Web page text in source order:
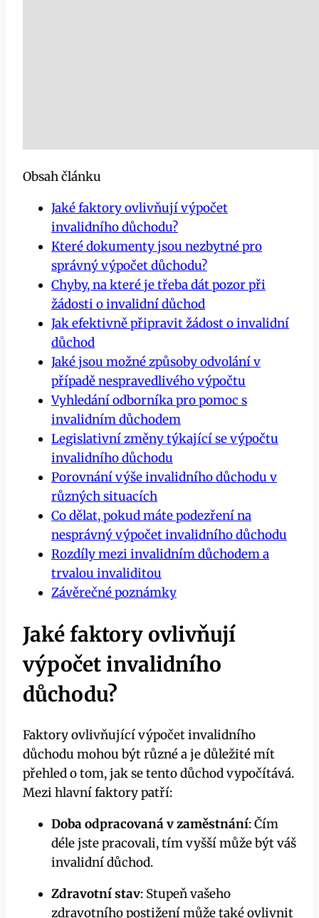
Obsah článku
Jaké faktory ovlivňují výpočet
invalidního důchodu?
Které dokumenty jsou nezbytné pro
správný výpočet důchodu?
Chyby, na které je třeba dát pozor při
žádosti o invalidní důchod
Jak efektivně připravit žádost o invalidní
důchod
Jaké jsou možné způsoby odvolání v
případě nespravedlivého výpočtu
Vyhledání odborníka pro pomoc s
invalidním důchodem
Legislativní změny týkající se výpočtu
invalidního důchodu
Porovnání výše invalidního důchodu v
různých situacích
Co dělat, pokud máte podezření na
nesprávný výpočet invalidního důchodu
Rozdíly mezi invalidním důchodem a
trvalou invaliditou
Závěrečné poznámky
Jaké faktory ovlivňují
výpočet invalidního
důchodu?
Faktory ovlivňující výpočet invalidního
důchodu mohou být různé a je důležité mít
přehled o tom, jak se tento důchod vypočítává.
Mezi hlavní faktory patří:
Doba odpracovaná v zaměstnání: Čím
déle jste pracovali, tím vyšší může být váš
invalidní důchod.
Zdravotní stav: Stupeň vašeho
zdravotního postižení může také ovlivnit